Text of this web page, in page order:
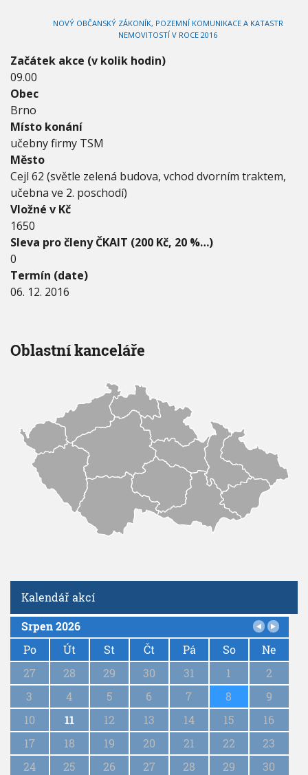
6
.
1
2
.
2
1
6
NOVÝ OBČANSKÝ ZÁKONÍK, POZEMNÍ KOMUNIKACE A KATASTR
NEMOVITOSTÍ V ROCE 2016
Začátek akce (v kolik hodin)
09.00
Obec
Brno
Místo konání
učebny firmy TSM
Město
Cejl 62 (světle zelená budova, vchod dvorním traktem,
učebna ve 2. poschodí)
Vložné v Kč
1650
Sleva pro členy ČKAIT (200 Kč, 20 %…)
0
Termín (date)
06. 12. 2016
Oblastní kanceláře
Kalendář akcí
P
g
a
i
o
Srpen 2026
Po
Út St Čt Pá So
Ne
27
28 29 30 31 1
2
3
4 5 6 7 8
9
10
11 12 13 14 15
16
17
18 19 20 21 22
23
24
25 26 27 28 29
30